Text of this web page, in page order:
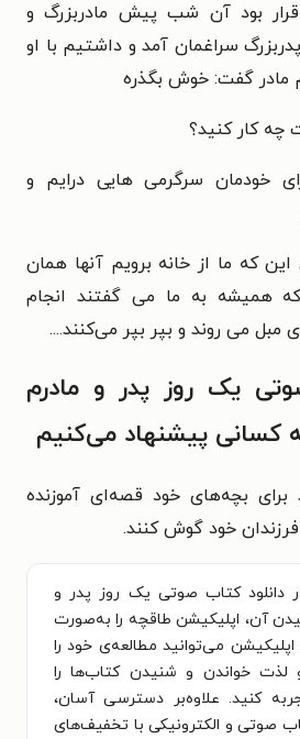
بود آن شب پیش مادربزرگ و
سراغمان آمد و داشتیم با او
مادر گفت: خوش بگذره
چه کار کنید؟
خودمان سرگرمی هایی درایم و
که ما از خانه برویم آنها همان
همیشه به ما می گفتند انجام
مبل می روند و بپر بپر می‌کنند....
یک روز پدر و مادرم
کسانی پیشنهاد می‌کنیم
برای بچه‌های خود قصه‌ای آموزنده
فرزندان خود گوش کنند.
دانلود کتاب صوتی یک روز پدر و
آن، اپلیکیشن طاقچه را به‌صورت
می‌توانید مطالعه‌ی خود را
خواندن و شنیدن کتاب‌ها را
کنید. علاوه‌بر دسترسی آسان،
صوتی و الکترونیکی با تخفیف‌های